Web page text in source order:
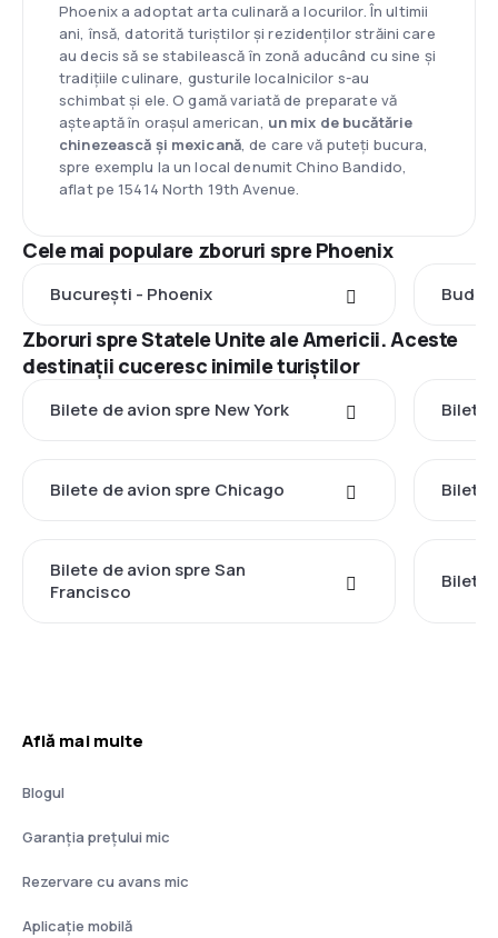
Phoenix a adoptat arta culinară a locurilor. În ultimii
ani, însă, datorită turiștilor și rezidenților străini care
au decis să se stabilească în zonă aducând cu sine și
tradițiile culinare, gusturile localnicilor s-au
schimbat și ele. O gamă variată de preparate vă
așteaptă în orașul american, un mix de bucătărie
chinezească și mexicană, de care vă puteți bucura,
spre exemplu la un local denumit Chino Bandido,
aflat pe 15414 North 19th Avenue.
Cele mai populare zboruri spre Phoenix
București - Phoenix
Zboruri spre Statele Unite ale Americii. Aceste
destinații cuceresc inimile turiștilor
Bilete de avion spre New York Bilete
Bilete de avion spre Chicago Bilete
Bilete de avion spre San
Francisco
Bilete
Află mai multe
Blogul
Garanția prețului mic
Rezervare cu avans mic
Aplicație mobilă